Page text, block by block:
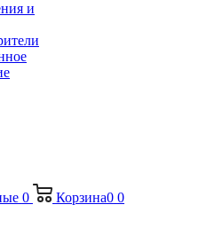
и
0 Корзина0 0